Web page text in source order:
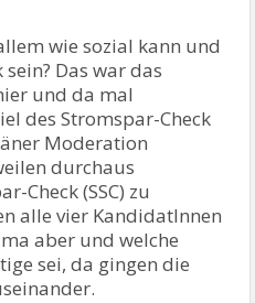
wie sozial kann und
Das war das
und da mal
des Stromspar-Check
Moderation
durchaus
Check (SSC) zu
alle vier KandidatInnen
aber und welche
sei, da gingen die